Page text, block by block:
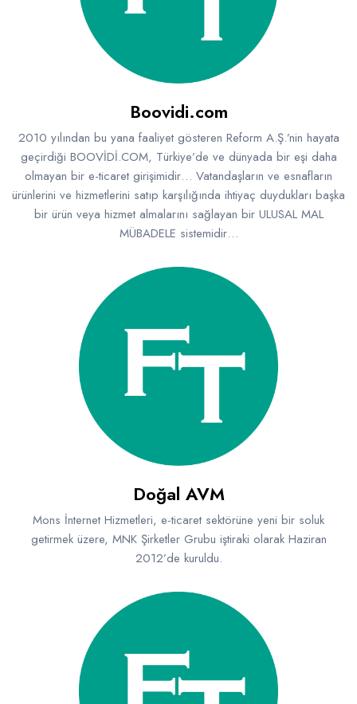
Ev Hizmetleri
Sağlık Güzellik
Market FMGC - Katlı Mağaza
Mobilya ve Ev Tekstili
Takı
Yapı Malzemesi - Hırdavat
Gayrimenkul
Gıda ve Sarf Malzemeleri
Giyim - Aksesuar
Hukuk - Marka - Patent ve Tercüme
Isıtma - Soğutma ve Havalandırma
Lojistik - Kargo ve Kurye
Matbaa - Fotoğraf
Mobilya Dekorasyon
Proje - İnşaat ve Tesisat
Raf ve Depo Sistemleri
Reklam - Tanıtım - PR ve İnternet
Seyahat - Rent A Car
Boovidi.com
2010 yılından bu yana faaliyet gösteren Reform A.Ş.’nin hayata
geçirdiği BOOVİDİ.COM, Türkiye’de ve dünyada bir eşi daha
olmayan bir e-ticaret girişimidir… Vatandaşların ve esnafların
ürünlerini ve hizmetlerini satıp karşılığında ihtiyaç duydukları başka
bir ürün veya hizmet almalarını sağlayan bir ULUSAL MAL
MÜBADELE sistemidir…
Doğal AVM
Mons İnternet Hizmetleri, e-ticaret sektörüne yeni bir soluk
getirmek üzere, MNK Şirketler Grubu iştiraki olarak Haziran
2012’de kuruldu.